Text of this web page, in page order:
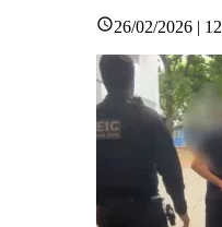
26/02/2026 |